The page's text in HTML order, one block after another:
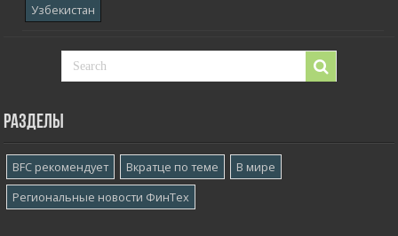
Узбекистан
Разделы
BFC рекомендует Вкратце по теме
В мире
Региональные новости ФинТех